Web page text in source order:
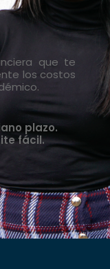
que te
los costos
plazo.
fácil.